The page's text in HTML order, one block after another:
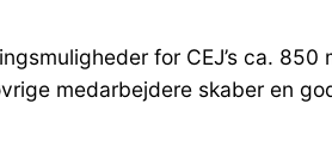
for CEJ’s ca.
medarbejdere skaber en